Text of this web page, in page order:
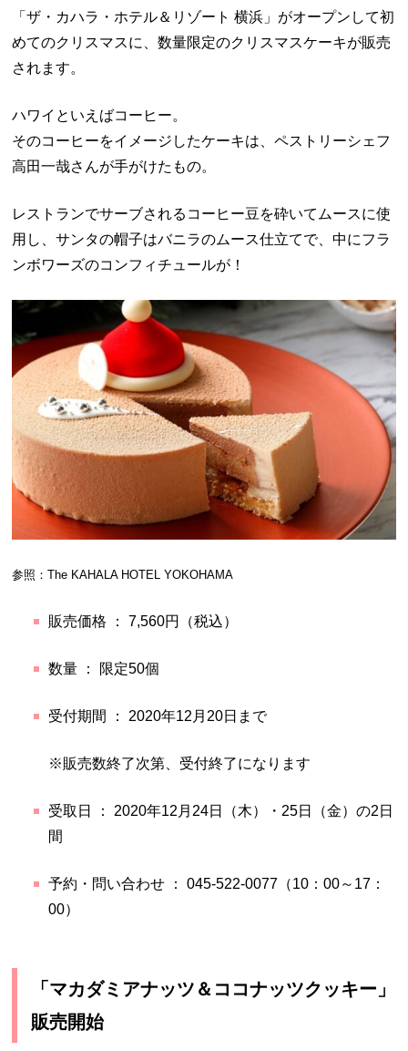
「ザ・カハラ・ホテル＆リゾート 横浜」がオープンして初
めてのクリスマスに、数量限定のクリスマスケーキが販売
されます。
ハワイといえばコーヒー。
そのコーヒーをイメージしたケーキは、ペストリーシェフ
高田一哉さんが手がけたもの。
レストランでサーブされるコーヒー豆を砕いてムースに使
用し、サンタの帽子はバニラのムース仕立てで、中にフラ
ンボワーズのコンフィチュールが！
参照：The KAHALA HOTEL YOKOHAMA
販売価格 ： 7,560円（税込）
数量 ： 限定50個
受付期間 ： 2020年12月20日まで
※販売数終了次第、受付終了になります
受取日 ： 2020年12月24日（木）・25日（金）の2日
間
予約・問い合わせ ： 045-522-0077（10：00～17：
00）
「マカダミアナッツ＆ココナッツクッキー」
販売開始